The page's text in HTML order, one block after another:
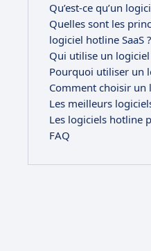
Qu’est-ce qu’un
Quelles sont les
logiciel hotline SaaS ?
Qui utilise un
Pourquoi utiliser un
Comment choisir un
Les meilleurs
Les logiciels hotline
FAQ